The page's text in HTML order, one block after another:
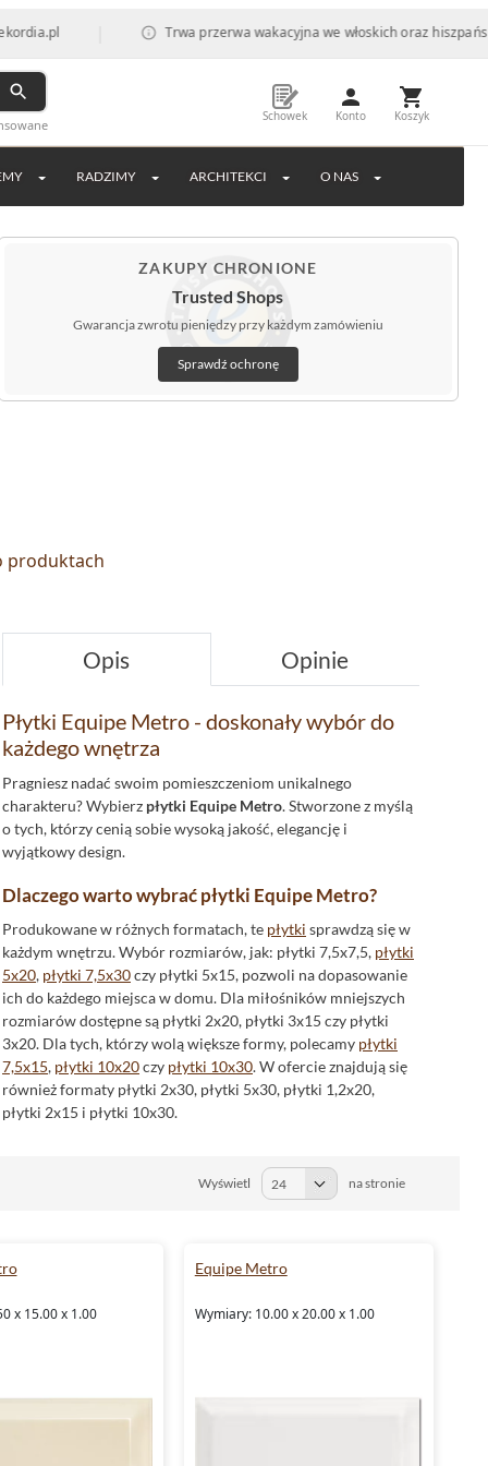
| Trwa przerwa wakacyjna we włoskich oraz hiszpańskich
Schowek Konto Koszyk
RADZIMY ARCHITEKCI O NAS
ZAKUPY CHRONIONE
Trusted Shops
Gwarancja zwrotu pieniędzy przy każdym zamówieniu
Sprawdź ochronę
produktach
Opis Opinie
Płytki Equipe Metro - doskonały wybór do
każdego wnętrza
Pragniesz nadać swoim pomieszczeniom unikalnego
charakteru? Wybierz płytki Equipe Metro. Stworzone z myślą
o tych, którzy cenią sobie wysoką jakość, elegancję i
wyjątkowy design.
Dlaczego warto wybrać płytki Equipe Metro?
Produkowane w różnych formatach, te płytki sprawdzą się w
każdym wnętrzu. Wybór rozmiarów, jak: płytki 7,5x7,5, płytki
5x20, płytki 7,5x30czy płytki 5x15, pozwoli na dopasowanie
ich do każdego miejsca w domu. Dla miłośników mniejszych
rozmiarów dostępne są płytki 2x20, płytki 3x15 czy płytki
3x20. Dla tych, którzy wolą większe formy, polecamy płytki
7,5x15, płytki 10x20czy płytki 10x30. W ofercie znajdują się
również formaty płytki 2x30, płytki 5x30, płytki 1,2x20,
płytki 2x15 i płytki 10x30.
Wśród płytek tej kolekcji dominują kolory takie jak: czarny,
szukających ciekawych rozwiązań i chcących stworzyć
ich trwałość i odporność na uszkodzenia. Dzięki temu są one
idealnym rozwiązaniem zarówno do użytku domowego, jak i
Wyświetl na stronie
x 15.00 x 1.00
Equipe Metro
Wymiary: 10.00 x 20.00 x 1.00